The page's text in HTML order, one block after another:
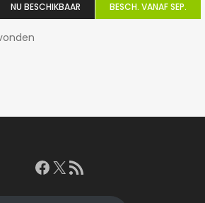
NU BESCHIKBAAR BESCH. VANAF SEP.
Facebook
X RSS feed